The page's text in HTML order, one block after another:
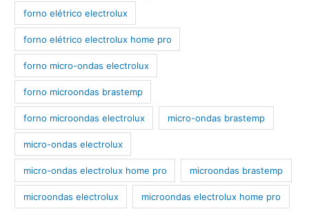
forno elétrico electrolux
forno elétrico electrolux home pro
forno micro-ondas electrolux
forno microondas brastemp
forno microondas electrolux micro-ondas brastemp
micro-ondas electrolux
micro-ondas electrolux home pro microondas brastemp
microondas electrolux microondas electrolux home pro